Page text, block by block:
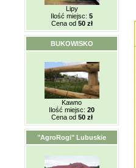
Lipy
Ilość miejsc: 5
Cena od 50 zł
BUKOWISKO
Kawno
Ilość miejsc: 20
Cena od 50 zł
"AgroRogi" Lubuskie